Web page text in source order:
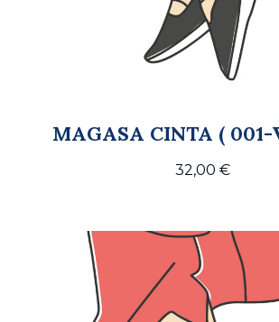
MAGASA CINTA ( 001-
32,00 €